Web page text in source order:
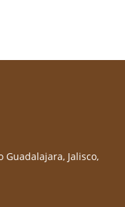
Guadalajara, Jalisco,